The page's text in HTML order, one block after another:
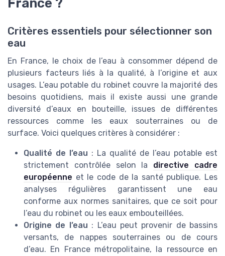
France ?
Critères essentiels pour sélectionner son
eau
En France, le choix de l’eau à consommer dépend de
plusieurs facteurs liés à la qualité, à l’origine et aux
usages. L’eau potable du robinet couvre la majorité des
besoins quotidiens, mais il existe aussi une grande
diversité d’eaux en bouteille, issues de différentes
ressources comme les eaux souterraines ou de
surface. Voici quelques critères à considérer :
Qualité de l’eau : La qualité de l’eau potable est
strictement contrôlée selon la directive cadre
européenne et le code de la santé publique. Les
analyses régulières garantissent une eau
conforme aux normes sanitaires, que ce soit pour
l’eau du robinet ou les eaux embouteillées.
Origine de l’eau : L’eau peut provenir de bassins
versants, de nappes souterraines ou de cours
d’eau. En France métropolitaine, la ressource en